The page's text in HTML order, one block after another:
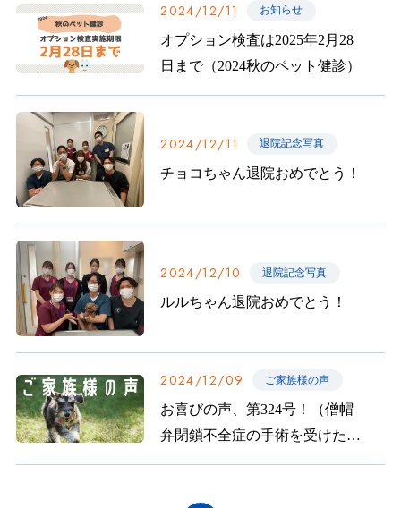
2024/12/11 お知らせ
オプション検査は2025年2月28
日まで（2024秋のペット健診）
2024/12/11 退院記念写真
チョコちゃん退院おめでとう！
2024/12/10 退院記念写真
ルルちゃん退院おめでとう！
2024/12/09 ご家族様の声
お喜びの声、第324号！（僧帽
弁閉鎖不全症の手術を受けたジ
ェシーちゃんのご家族から）